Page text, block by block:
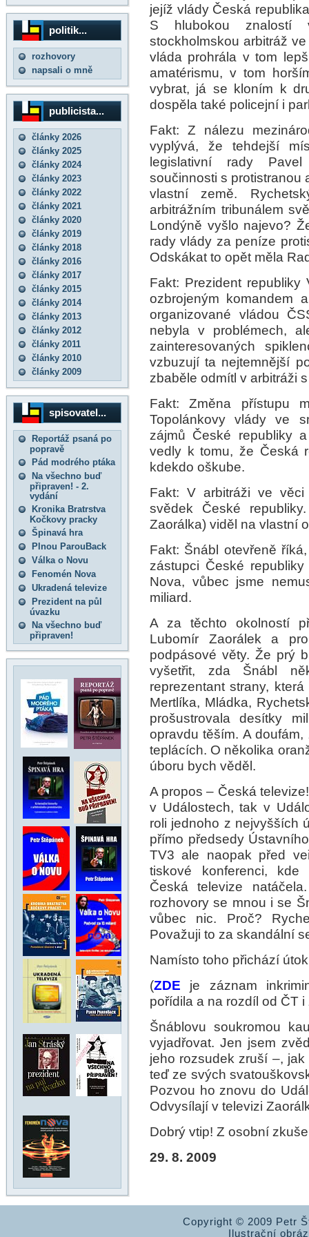
politik...
rozhovory
napsali o mně
publicista...
články 2026
články 2025
články 2024
články 2023
články 2022
články 2021
články 2020
články 2019
články 2018
články 2016
články 2017
články 2015
články 2014
články 2013
články 2012
články 2011
články 2010
články 2009
spisovatel...
Reportáž psaná po
popravě
Pád modrého ptáka
Na všechno buď
připraven! - 2.
vydání
Kronika Bratrstva
Kočkovy pracky
Špinavá hra
Plnou ParouBack
Válka o Novu
Fenomén Nova
Ukradená televize
Prezident na půl
úvazku
Na všechno buď
připraven!
jejíž vlády Česká
S hlubokou znalostí
stockholmskou arbitráž
vláda prohrála v tom
amatérismu, v tom
vybrat, já se kloním k
dospěla také policejní i
Fakt: Z nálezu
vyplývá, že tehdejší
legislativní rady
součinnosti s protistranou
vlastní země.
arbitrážním tribunálem
Londýně vyšlo najevo?
rady vlády za peníze
Odskákat to opět měla
Fakt: Prezident
ozbrojeným komandem
organizované vládou
nebyla v problémech,
zainteresovaných
vzbuzují ta nejtemnější
zbaběle odmítl v arbitráži
Fakt: Změna přístupu
Topolánkovy vlády ve
zájmů České republiky
vedly k tomu, že Česká
kdekdo oškube.
Fakt: V arbitráži ve
svědek České
Zaorálka) viděl na vlastní
Fakt: Šnábl otevřeně
zástupci České
Nova, vůbec jsme
miliard.
A za těchto okolností
Lubomír Zaorálek a
podpásové věty. Že prý
vyšetřit, zda Šnábl
reprezentant strany,
Mertlíka, Mládka,
prošustrovala desítky
opravdu těším. A
teplácích. O několika
úboru bych věděl.
A propos – Česká
v Událostech, tak v
roli jednoho z nejvyšších
přímo předsedy
TV3 ale naopak před
tiskové konferenci, kde
Česká televize
rozhovory se mnou i se
vůbec nic. Proč?
Považuji to za skandální
Namísto toho přichází
(ZDE je záznam
pořídila a na rozdíl od ČT
Šnáblovu soukromou
vyjadřovat. Jen jsem
jeho rozsudek zruší –,
teď ze svých
Pozvou ho znovu do
Odvysílají v televizi
Dobrý vtip! Z osobní
29. 8. 2009
Copyright © 2009 Petr
Ilustrační